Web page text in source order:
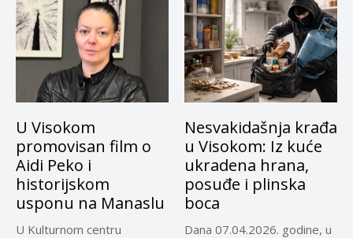
U Visokom
promovisan film o
Aidi Peko i
historijskom
usponu na Manaslu
U Kulturnom centru
Nesvakidašnja krađa
u Visokom: Iz kuće
ukradena hrana,
posuđe i plinska
boca
Dana 07.04.2026. godine, u